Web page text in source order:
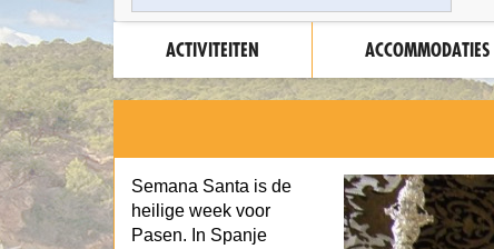
ACTIVITEITEN ACCOMMODATIES
Semana Santa is de
heilige week voor
Pasen. In Spanje